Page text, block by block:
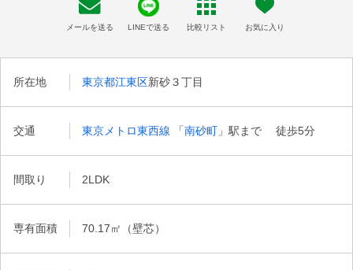
所在地 東京都江東区新砂３丁目
交通 東京メトロ東西線 「南砂町 」駅まで 徒歩5分
間取り 2LDK
専有面積 70.17㎡（壁芯）
メールを送る LINEで送る 比較リスト お気に入り